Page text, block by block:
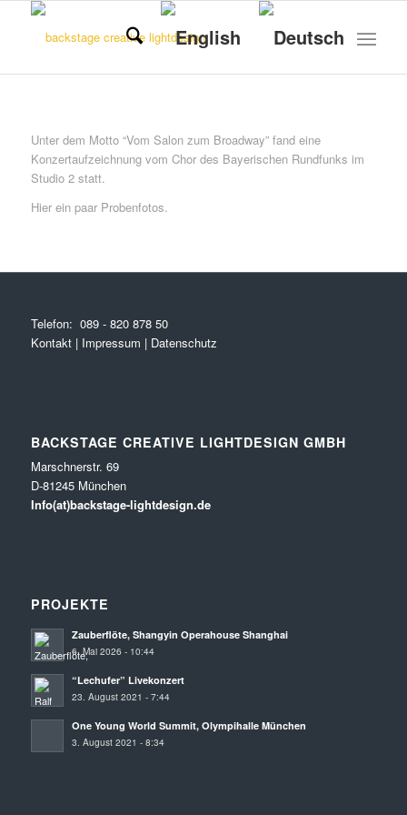
Unter dem Motto “Vom Salon zum Broadway” fand eine
Konzertaufzeichnung vom Chor des Bayerischen Rundfunks im
Studio 2 statt.
Hier ein paar Probenfotos.
Telefon: 089 - 820 878 50
Kontakt| Impressum | Datenschutz
BACKSTAGE CREATIVE LIGHTDESIGN GMBH
Marschnerstr. 69
D-81245 München
Info(at)backstage-lightdesign.de
PROJEKTE
Zauberflöte, Shangyin Operahouse Shanghai
6. Mai 2026 - 10:44
“Lechufer” Livekonzert
23. August 2021 - 7:44
One Young World Summit, Olympihalle München
3. August 2021 - 8:34